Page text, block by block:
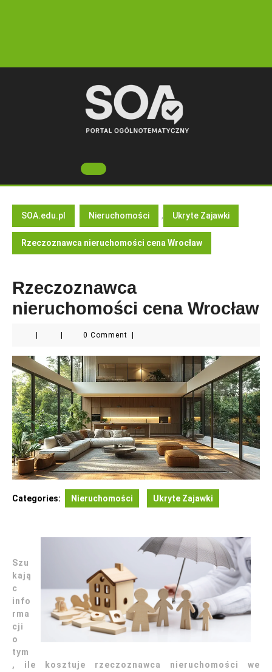
Open
Button
SOA.edu.pl Nieruchomości , Ukryte Zajawki
Rzeczoznawca nieruchomości cena Wrocław
Rzeczoznawca
nieruchomości cena Wrocław
0 Comment
Categories: Nieruchomości Ukryte Zajawki
Szu
kają
c
info
rma
cji
o
tym
, ile kosztuje rzeczoznawca nieruchomości we